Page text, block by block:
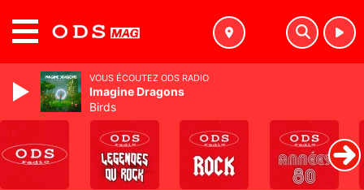
VOUS ÉCOUTEZ ODS RADIO
Imagine Dragons
Birds